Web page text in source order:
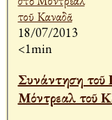
18/07/2013
<1min
Συνάντηση τοῦ
Μόντρεαλ τοῦ